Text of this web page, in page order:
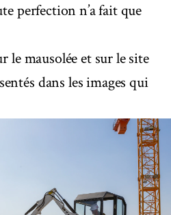
perfection n’a fait que
le mausolée et sur le site
dans les images qui